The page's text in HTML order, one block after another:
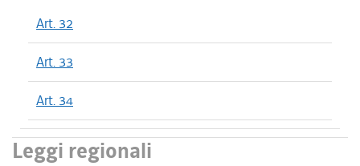
Art. 32
Art. 33
Art. 34
Leggi regionali